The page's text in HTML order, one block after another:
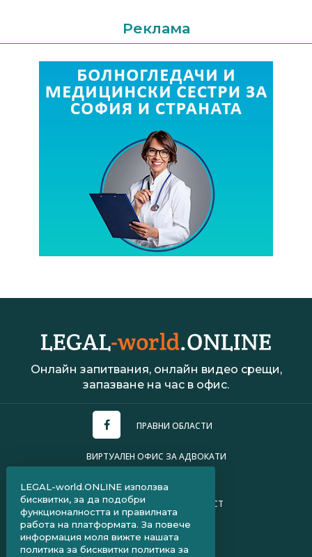
Реклама
Онлайн запитвания, онлайн видео срещи,
запазване на час в офис.
ПРАВНИ ОБЛАСТИ
ВИРТУАЛЕН ОФИС ЗА АДВОКАТИ
ПОЛИТИКА ЗА ПОВЕРИТЕЛНОСТ
ЧЗВ ЗА КЛИЕНТИ
ЧЗВ ЗА АДВОКАТИ
LEGAL-world.ONLINE използва
бисквитки, за да подобри
функционалността и правилната
работа на платформата. За повече
информация моля вижте нашата
политика за бисквитки политика за